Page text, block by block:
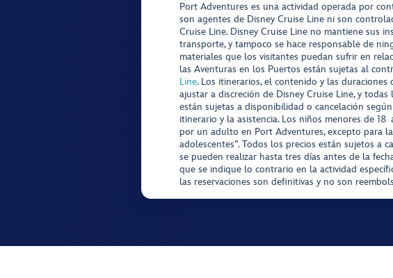
Port Adventures es una actividad operada por
son agentes de Disney Cruise Line ni son
Cruise Line. Disney Cruise Line no mantiene sus
transporte, y tampoco se hace responsable de
materiales que los visitantes puedan sufrir en
las Aventuras en los Puertos están sujetas al
Line. Los itinerarios, el contenido y las duraciones
ajustar a discreción de Disney Cruise Line, y
están sujetas a disponibilidad o cancelación
itinerario y la asistencia. Los niños menores de
por un adulto en Port Adventures, excepto para
adolescentes”. Todos los precios están sujetos a
se pueden realizar hasta tres días antes de la
que se indique lo contrario en la actividad
las reservaciones son definitivas y no son